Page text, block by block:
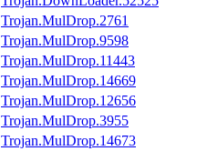
Trojan.MulDrop.2761
Trojan.MulDrop.9598
Trojan.MulDrop.11443
Trojan.MulDrop.14669
Trojan.MulDrop.12656
Trojan.MulDrop.3955
Trojan.MulDrop.14673